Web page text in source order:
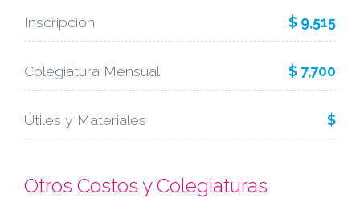
Inscripción $ 9,515
Colegiatura Mensual $ 7,700
Útiles y Materiales $
Otros Costos y Colegiaturas